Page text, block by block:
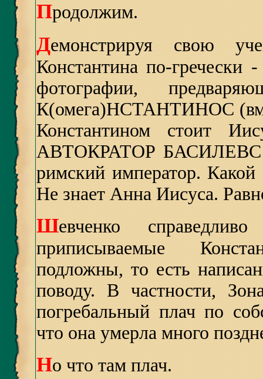
Продолжим.
Демонстрируя свою
Константина по-
фотографии,
К(омега)НСТАНТИНОС
Константином стоит
АВТОКРАТОР БАСИЛЕВС
римский император.
Не знает Анна Иисуса.
Шевченко
приписываемые
подложны, то есть
поводу. В частности,
погребальный плач по
что она умерла много
Но что там плач.